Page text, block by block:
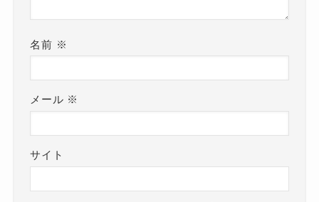
名前 ※
メール ※
サイト